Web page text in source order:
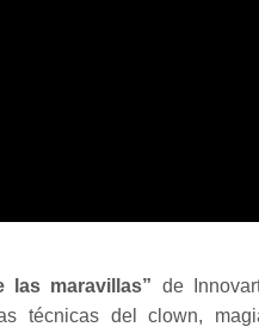
las maravillas” de
técnicas del clown,